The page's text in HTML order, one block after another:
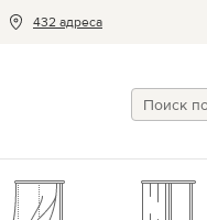
432 адреса